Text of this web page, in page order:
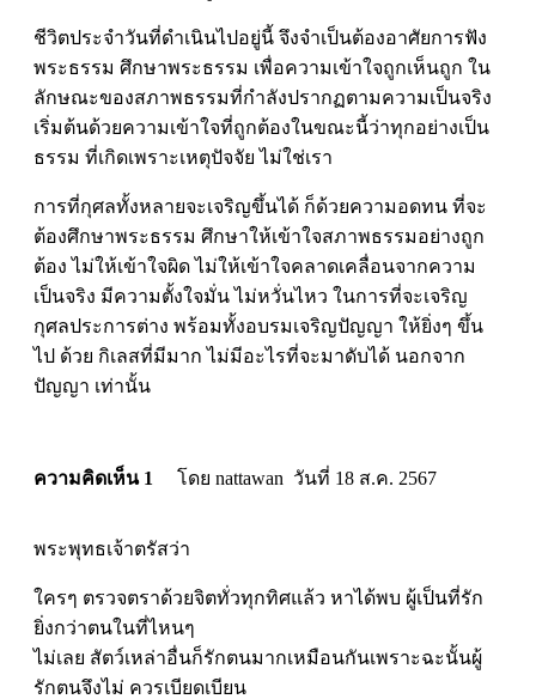
ชีวิตประจำวันที่ดำเนินไปอยู่นี้ จึงจำเป็นต้องอาศัยการฟัง
พระธรรม ศึกษาพระธรรม เพื่อความเข้าใจถูกเห็นถูก ใน
ลักษณะของสภาพธรรมที่กำลังปรากฏตามความเป็นจริง
เริ่มต้นด้วยความเข้าใจที่ถูกต้องในขณะนี้ว่าทุกอย่างเป็น
ธรรม ที่เกิดเพราะเหตุปัจจัย ไม่ใช่เรา
การที่กุศลทั้งหลายจะเจริญขึ้นได้ ก็ด้วยความอดทน ที่จะ
ต้องศึกษาพระธรรม ศึกษาให้เข้าใจสภาพธรรมอย่างถูก
ต้อง ไม่ให้เข้าใจผิด ไม่ให้เข้าใจคลาดเคลื่อนจากความ
เป็นจริง มีความตั้งใจมั่น ไม่หวั่นไหว ในการที่จะเจริญ
กุศลประการต่าง พร้อมทั้งอบรมเจริญปัญญา ให้ยิ่งๆ ขึ้น
ไป ด้วย กิเลสที่มีมาก ไม่มีอะไรที่จะมาดับได้ นอกจาก
ปัญญา เท่านั้น
ความคิดเห็น 1 โดย nattawan วันที่ 18 ส.ค. 2567
พระพุทธเจ้าตรัสว่า
ใครๆ ตรวจตราด้วยจิตทั่วทุกทิศแล้ว หาได้พบ ผู้เป็นที่รัก
ยิ่งกว่าตนในที่ไหนๆ
ไม่เลย สัตว์เหล่าอื่นก็รักตนมากเหมือนกันเพราะฉะนั้นผู้
รักตนจึงไม่ ควรเบียดเบียน